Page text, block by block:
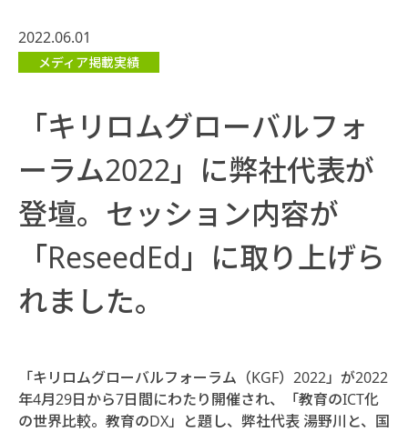
2022.06.01
メディア掲載実績
「キリロムグローバルフォ
ーラム2022」に弊社代表が
登壇。セッション内容が
「ReseedEd」に取り上げら
れました。
「キリロムグローバルフォーラム（KGF）2022」が2022
年4月29日から7日間にわたり開催され、「教育のICT化
の世界比較。教育のDX」と題し、弊社代表 湯野川と、国